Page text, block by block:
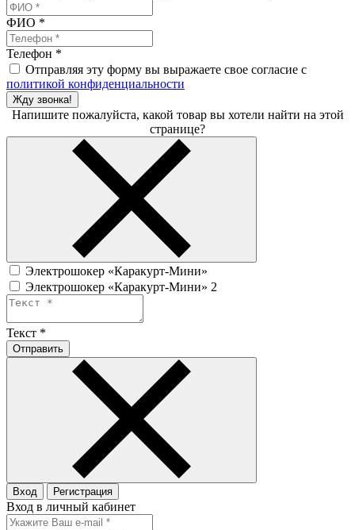
ФИО *
Телефон *
Отправляя эту форму вы выражаете свое согласие с
политикой конфиденциальности
Жду звонка!
Напишите пожалуйста, какой товар вы хотели найти на этой
странице?
Электрошокер «Каракурт-Мини»
Электрошокер «Каракурт-Мини» 2
Текст *
Отправить
Вход Регистрация
Вход в личный кабинет